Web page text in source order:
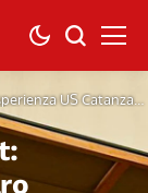
US Catanzaro
Morganti